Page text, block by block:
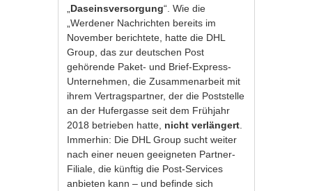
Daseinsversorgung“. Wie die
„Werdener Nachrichten bereits im
November berichtete, hatte die DHL
Group, das zur deutschen Post
gehörende Paket- und Brief-Express-
Unternehmen, die Zusammenarbeit mit
ihrem Vertragspartner, der die Poststelle
an der Hufergasse seit dem Frühjahr
2018 betrieben hatte, nicht verlängert
Immerhin: Die DHL Group sucht weiter
nach einer neuen geeigneten Partner-
Filiale, die künftig die Post-Services
anbieten kann – und befinde sich